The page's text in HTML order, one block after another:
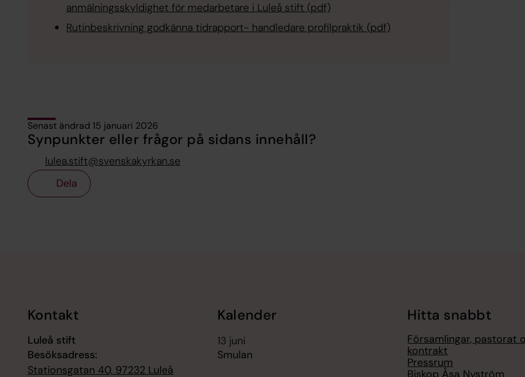
anmälningsskyldighet för medarbetare i Luleå stift (pdf)
Rutinbeskrivning godkänna tidrapport- handledare profilpraktik (pdf)
Senast ändrad 15 januari 2026
Synpunkter eller frågor på sidans innehåll?
lulea.stift@svenskakyrkan.se
Dela
Kontakt
Luleå stift
Besöksadress:
Stationsgatan 40, 97232 Luleå
Kalender
13 juni
Smulan
Hitta snabbt
Församlingar, pastorat
kontrakt
Pressrum
Biskop Åsa Nyström